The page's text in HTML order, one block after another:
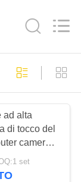
ad alta
di tocco del
camera
della
set